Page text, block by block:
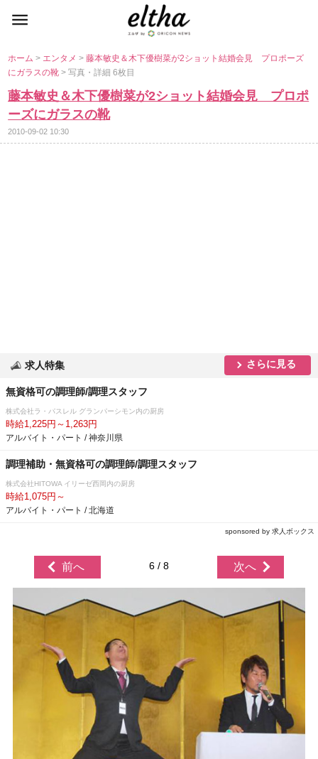
ホーム> エンタメ>藤本敏史＆木下優樹菜が2ショット結婚会見 プロポーズ
にガラスの靴> 写真・詳細 6枚目
藤本敏史＆木下優樹菜が2ショット結婚会見 プロポ
ーズにガラスの靴
2010-09-02 10:30
求人特集 さらに見る
無資格可の調理師/調理スタッフ
株式会社ラ・パスレル グランパーシモン内の厨房
時給1,225円～1,263円
アルバイト・パート / 神奈川県
調理補助・無資格可の調理師/調理スタッフ
株式会社HITOWA イリーゼ西岡内の厨房
時給1,075円～
アルバイト・パート / 北海道
sponsored by 求人ボックス
前へ 6 / 8 次へ